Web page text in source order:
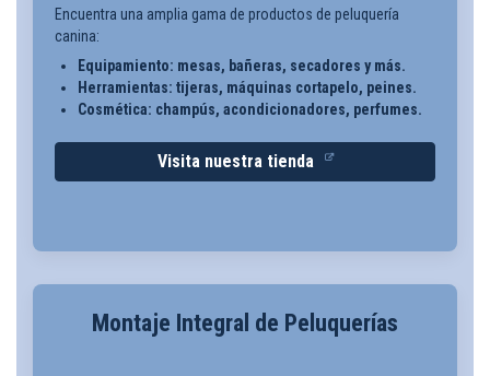
Encuentra una amplia gama de productos de peluquería
canina:
Equipamiento: mesas, bañeras, secadores y más.
Herramientas: tijeras, máquinas cortapelo, peines.
Cosmética: champús, acondicionadores, perfumes.
Visita nuestra tienda
Montaje Integral de Peluquerías